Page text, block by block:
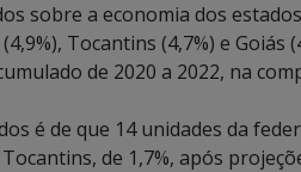
sobre a economia dos
Tocantins (4,7%) e Goiás
de 2020 a 2022, na
é de que 14 unidades da
de 1,7%, após